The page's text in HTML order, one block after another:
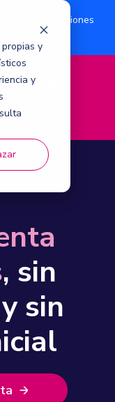
y
y
de acciones
, sin
sin